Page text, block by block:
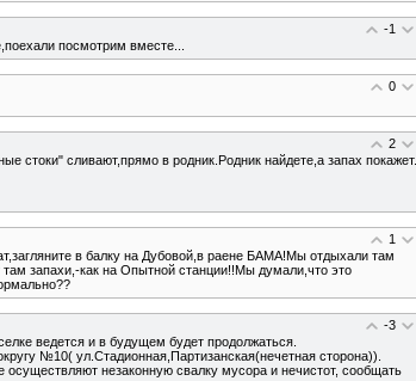
-1
посмотрим вместе...
0
2
стоки" сливают,прямо в родник.Родник найдете,а запах покажет.
1
в балку на Дубовой,в раене БАМА!Мы отдыхали там
запахи,-как на Опытной станции!!Мы думали,что это
-3
ведется и в будущем будет продолжаться.
№10( ул.Стадионная,Партизанская(нечетная сторона)).
незаконную свалку мусора и нечистот, сообщать